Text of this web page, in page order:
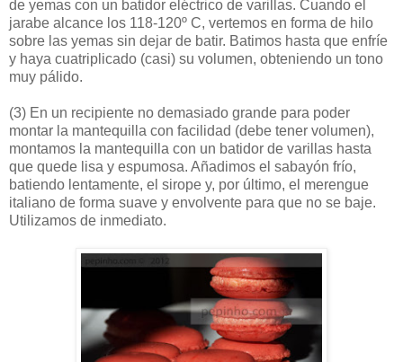
de yemas con un batidor eléctrico de varillas. Cuando el
jarabe alcance los 118-120º C, vertemos en forma de hilo
sobre las yemas sin dejar de batir. Batimos hasta que enfríe
y haya cuatriplicado (casi) su volumen, obteniendo un tono
muy pálido.
(3) En un recipiente no demasiado grande para poder
montar la mantequilla con facilidad (debe tener volumen),
montamos la mantequilla con un batidor de varillas hasta
que quede lisa y espumosa. Añadimos el sabayón frío,
batiendo lentamente, el sirope y, por último, el merengue
italiano de forma suave y envolvente para que no se baje.
Utilizamos de inmediato.